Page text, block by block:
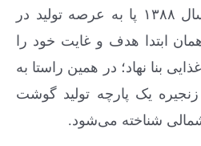
گروه تولیدی یادگار از سال ۱۳۸۸ پا به عرصه تولید در
ابتدا هدف و غایت خود را
بنا نهاد؛ در همین راستا به
زنجیره یک پارچه تولید گوشت
شناخته می‌شود.